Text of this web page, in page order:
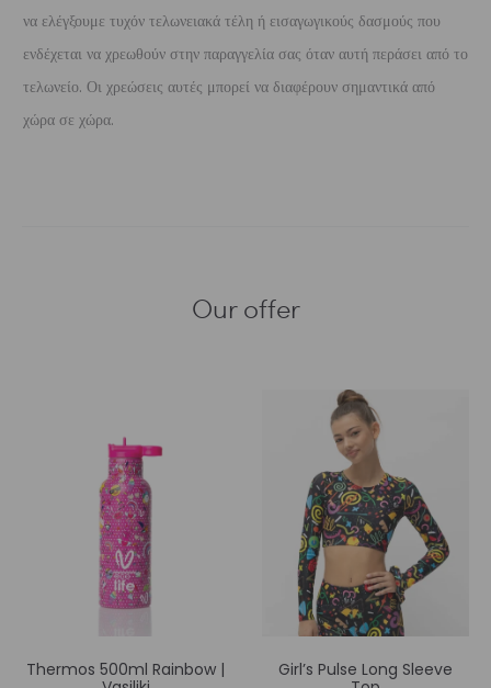
να ελέγξουμε τυχόν τελωνειακά τέλη ή εισαγωγικούς δασμούς που
ενδέχεται να χρεωθούν στην παραγγελία σας όταν αυτή περάσει από το
τελωνείο. Οι χρεώσεις αυτές μπορεί να διαφέρουν σημαντικά από
χώρα σε χώρα.
Our offer
Thermos 500ml Rainbow |
Girl’s Pulse Long Sleeve